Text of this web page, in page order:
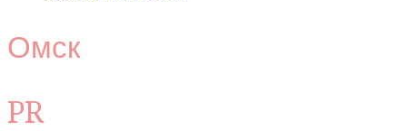
Омск
PR